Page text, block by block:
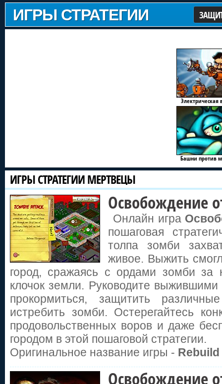
ИГРЫ СТРАТЕГИИ
Башни против
Мир Ползуна
Башенки
Защита
ИГРЫ СТРАТЕГИИ МЕРТВЕЦЫ
Освобождение
Онлайн игра
пошаговая
толпа зомби
живое. Выжить
город, сражаясь с ордами зомби за
клочок земли. Руководите
прокормиться, защитить
истребить зомби. Остерегайтесь
продовольственных воров и даже
городом в этой пошаговой стратегии.
Оригинальное название игры - Rebuild
Освобождение